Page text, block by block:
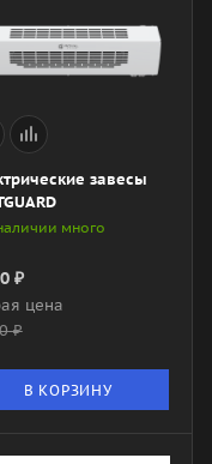
завесы
много
₽
цена
₽
В КОРЗИНУ